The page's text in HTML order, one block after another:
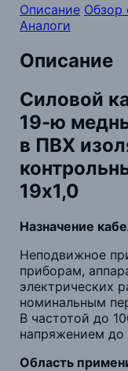
Описание Обзор
Аналоги
Описание
Силовой
19-ю
в ПВХ
19х1,0
Назначение
Неподвижное
приборам,
электрических
номинальным
В частотой до
напряжением до
Область